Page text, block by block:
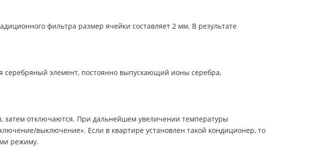
фильтра размер ячейки составляет 2 мм. В результате
серебряный элемент, постоянно выпускающий ионы серебра,
затем отключаются. При дальнейшем увеличении температуры
выключение». Если в квартире установлен такой кондиционер, то
режиму.